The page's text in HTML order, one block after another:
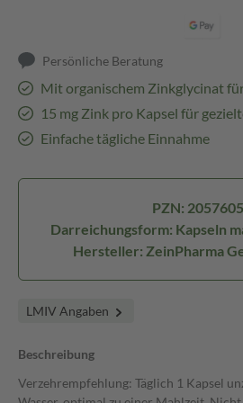
Persönliche Beratung
Mit organischem Zinkglycinat
15 mg Zink pro Kapsel für
Einfache tägliche Einnahme
PZN:
Darreichungsform: Kapseln
Hersteller: ZeinPharma
LMIV Angaben
Beschreibung
Verzehrempfehlung: Täglich 1 Kapsel